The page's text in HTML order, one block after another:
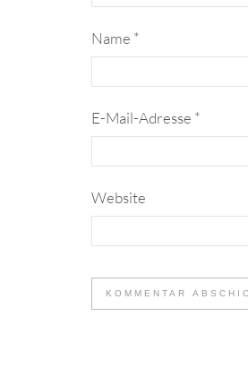
Name *
E-Mail-Adresse *
Website